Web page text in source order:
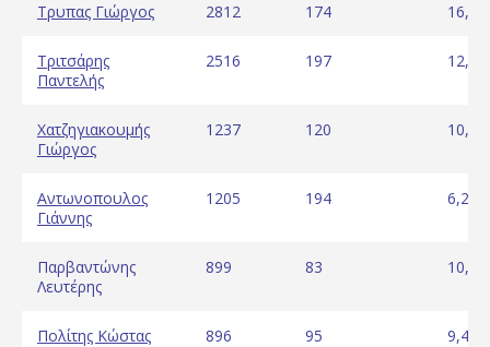
Τρυπας Γιώργος 2812 174 16,16
Τριτσάρης
Παντελής
2516 197 12,77
Χατζηγιακουμής
Γιώργος
1237 120 10,31
Αντωνοπουλος
Γιάννης
1205 194 6,21
Παρβαντώνης
Λευτέρης
899 83 10,83
Πολίτης Κώστας 896 95 9,43